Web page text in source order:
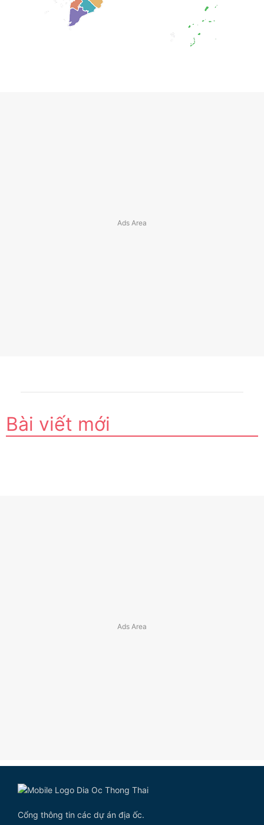
Bài viết mới
Cổng thông tin các dự án địa ốc.